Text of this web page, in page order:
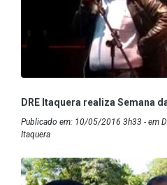
DRE Itaquera realiza Semana
Publicado em: 10/05/2016 3h33 - em
Itaquera